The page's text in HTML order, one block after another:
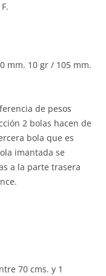
mm. 10 gr / 105 mm.
de pesos
2 bolas hacen de
bola que es
imantada se
a la parte trasera
70 cms. y 1